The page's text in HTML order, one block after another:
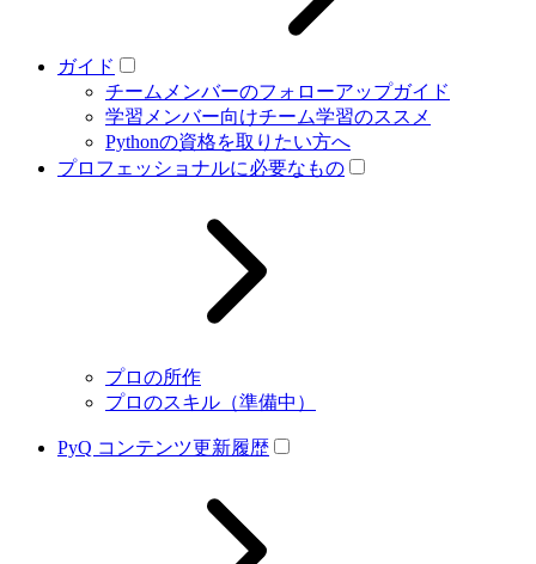
ガイド
チームメンバーのフォローアップガイド
学習メンバー向けチーム学習のススメ
Pythonの資格を取りたい方へ
プロフェッショナルに必要なもの
プロの所作
プロのスキル（準備中）
PyQ コンテンツ更新履歴